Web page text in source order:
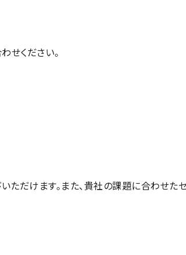
せください。
ただけます。また、貴社の課題に合わせた